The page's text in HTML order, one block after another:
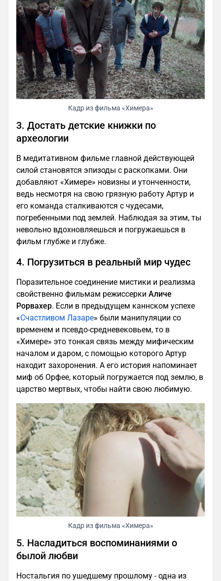
Кадр из фильма «Химера»
3. Достать детские книжки по
археологии
В медитативном фильме главной действующей
силой становятся эпизоды с раскопками. Они
добавляют «Химере» новизны и утонченности,
ведь несмотря на свою грязную работу Артур и
его команда сталкиваются с чудесами,
погребенными под землей. Наблюдая за этим, ты
невольно вдохновляешься и погружаешься в
фильм глубже и глубже.
4. Погрузиться в реальный мир чудес
Поразительное соединение мистики и реализма
свойственно фильмам режиссерки Аличе
Рорвахер. Если в предыдущем каннском успехе
«Счастливом Лазаре» были манипуляции со
временем и псевдо-средневековьем, то в
«Химере» это тонкая связь между мифическим
началом и даром, с помощью которого Артур
находит захоронения. А его история напоминает
миф об Орфее, который погружается под землю, в
царство мертвых, чтобы найти свою любимую.
Кадр из фильма «Химера»
5. Насладиться воспоминаниями о
былой любви
Ностальгия по ушедшему прошлому - одна из